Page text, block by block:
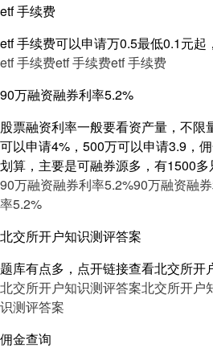
etf 手续费
etf 手续费可以申请万0.5最低0.1元
etf 手续费etf 手续费etf 手续费
90万融资融券利率5.2%
股票融资利率一般要看资产量，不限
可以申请4%，500万可以申请3.9，
划算，主要是可融券源多，有1500
90万融资融券利率5.2%90万融资融
率5.2%
北交所开户知识测评答案
题库有点多，点开链接查看北交所开
北交所开户知识测评答案北交所开户
识测评答案
佣金查询